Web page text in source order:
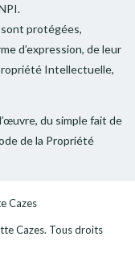
protégées,
d’expression, de leur
Intellectuelle,
du simple fait de
de la Propriété
Cazes. Tous droits